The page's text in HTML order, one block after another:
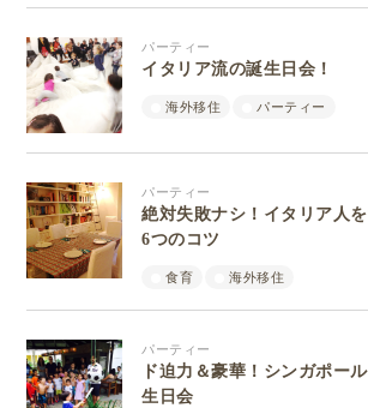
パーティー
イタリア流の誕生日会！
海外移住 パーティー
パーティー
絶対失敗ナシ！イタリア人
6つのコツ
食育 海外移住
パーティー
ド迫力＆豪華！シンガポー
生日会